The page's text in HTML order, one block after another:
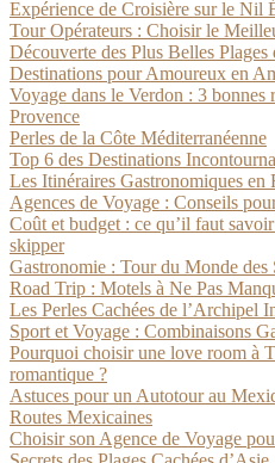
Expérience de Croisière sur le Nil
Tour Opérateurs : Choisir le
Découverte des Plus Belles Plages
Destinations pour Amoureux en
Voyage dans le Verdon : 3 bonnes
Provence
Perles de la Côte Méditerranéenne
Top 6 des Destinations
Les Itinéraires Gastronomiques en
Agences de Voyage : Conseils
Coût et budget : ce qu’il faut
skipper
Gastronomie : Tour du Monde des
Road Trip : Motels à Ne Pas
Les Perles Cachées de l’Archipel
Sport et Voyage : Combinaisons
Pourquoi choisir une love room à
romantique ?
Astuces pour un Autotour au
Routes Mexicaines
Choisir son Agence de Voyage